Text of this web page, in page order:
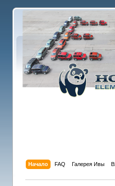
Начало FAQ Галерея Ивы